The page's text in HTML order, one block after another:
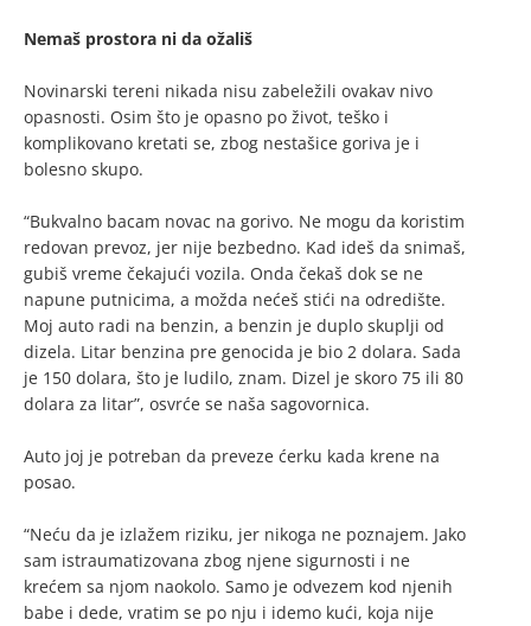
Nemaš prostora ni da ožališ
Novinarski tereni nikada nisu zabeležili ovakav nivo
opasnosti. Osim što je opasno po život, teško i
komplikovano kretati se, zbog nestašice goriva je i
bolesno skupo.
“Bukvalno bacam novac na gorivo. Ne mogu da koristim
redovan prevoz, jer nije bezbedno. Kad ideš da snimaš,
gubiš vreme čekajući vozila. Onda čekaš dok se ne
napune putnicima, a možda nećeš stići na odredište.
Moj auto radi na benzin, a benzin je duplo skuplji od
dizela. Litar benzina pre genocida je bio 2 dolara. Sada
je 150 dolara, što je ludilo, znam. Dizel je skoro 75 ili 80
dolara za litar”, osvrće se naša sagovornica.
Auto joj je potreban da preveze ćerku kada krene na
posao.
“Neću da je izlažem riziku, jer nikoga ne poznajem. Jako
sam istraumatizovana zbog njene sigurnosti i ne
krećem sa njom naokolo. Samo je odvezem kod njenih
babe i dede, vratim se po nju i idemo kući, koja nije